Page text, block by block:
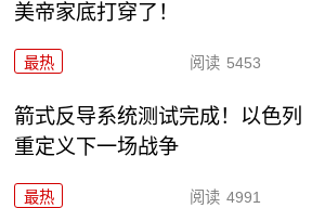
美帝家底打穿了！
最热 阅读 5453
箭式反导系统测试完成！以色列
重定义下一场战争
最热 阅读 4991